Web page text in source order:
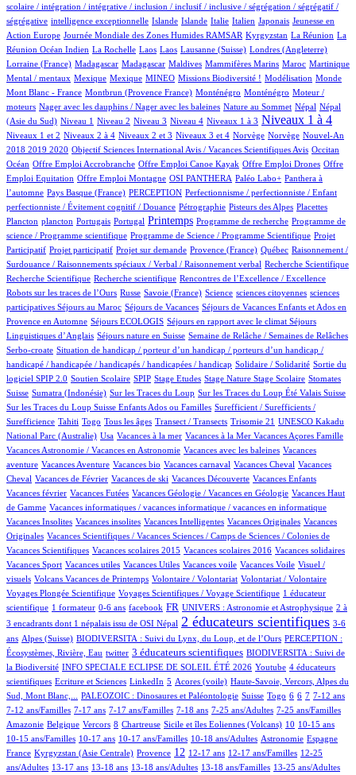
scolaire / intégration / intégrative / inclusion / inclusif / inclusive / ségrégation / ségrégatif /
ségrégative
1/811 intelligence exceptionnelle
13/811 Islande
12/811 Islande
8/811 Italie
56/811 Italien
5/811 Japonais
2/811
Jeunesse en
Action Europe
5/811 Journée Mondiale des Zones Humides RAMSAR
53/811 Kyrgyzstan
6/811 La Réunion
5/811
La
Réunion Océan Indien
1/811 La Rochelle
1/811 Laos
1/811 Laos
5/811 Lausanne (Suisse)
61/811 Londres (Angleterre)
3/811
Lorraine (France)
8/811 Madagascar
8/811 Madagascar
3/811 Maldives
1/811 Mammifères Marins
10/811 Maroc
12/811 Martinique
1/811
Mental / mentaux
1/811 Mexique
1/811 Mexique
36/811 MINEO
35/811 Missions Biodiversité !
1/811 Modélisation
3/811 Monde
1/811
Mont Blanc - France
9/811 Montbrun (Provence France)
12/811 Monténégro
12/811 Monténégro
1/811
Moteur /
moteurs
1/811 Nager avec les dauphins / Nager avec les baleines
3/811 Nature au Sommet
13/811 Népal
13/811
Népal
(Asie du Sud)
14/811 Niveau 1
14/811 Niveau 2
10/811 Niveau 3
67/811 Niveau 4
86/811 Niveaux 1 à 3
372/811 Niveaux 1 à 4
11/811
Niveaux 1 et 2
62/811 Niveaux 2 à 4
14/811 Niveaux 2 et 3
153/811 Niveaux 3 et 4
3/811 Norvège
3/811 Norvège
14/811
Nouvel-An
2018 2019 2020
1/811 Objectif Sciences International Avis / Vacances Scientifiques Avis
8/811 Occitan
128/811
Océan
1/811Offre Emploi Accrobranche
1/811 Offre Emploi Canoe Kayak
1/811 Offre Emploi Drones
1/811
Offre
Emploi Equitation
1/811 Offre Emploi Montagne
60/811 OSI PANTHERA
78/811 Paléo Labo+
59/811
Panthera à
l’automne
4/811 Pays Basque (France)
45/811 PERCEPTION
1/811
Perfectionnisme / perfectionniste / Enfant
perfectionniste / Évitement cognitif / Douance
8/811 Pétrographie
6/811 Pisteurs des Alpes
3/811 Placettes
1/811
Plancton
1/811 plancton
12/811 Portugais
2/811 Portugal
355/811 Printemps
1/811 Programme de recherche
1/811
Programme de
science / Programme scientifique
2/811 Programme de Science / Programme Scientifique
1/811
Projet
Participatif
1/811 Projet participatif
15/811 Projet sur demande
62/811 Provence (France)
5/811 Québec
1/811
Raisonnement /
Surdouance / Raisonnements spéciaux / Verbal / Raisonnement verbal
1/811 Recherche Scientifique
1/811
Recherche Scientifique
1/811 Recherche scientifique
1/811 Rencontres de l’Excellence / Excellence
4/811
Robots sur les traces de l’Ours
53/811 Russe
5/811 Savoie (France)
9/811 Science
1/811 sciences citoyennes
1/811
sciences
participatives
3/811 Séjours au Maroc
51/811 Séjours de Vacances
53/811
Séjours de Vacances Enfants et Ados en
Provence en Automne
3/811 Séjours ECOLOGIS
20/811 Séjours en rapport avec le climat
78/811
Séjours
Linguistiques d’Anglais
9/811 Séjours nature en Suisse
51/811 Semaine de Relâche / Semaines de Relâches
12/811
Serbo-croate
1/811
Situation de handicap / porteur d’un handicap / porteurs d’un handicap /
handicapé / handicapée / handicapés / handicapées / handicap
2/811 Solidaire / Solidarité
3/811
Sortie du
logiciel SPIP 2.0
53/811 Soutien Scolaire
3/811 SPIP
1/811 Stage Etudes
1/811 Stage Nature
9/811 Stage Scolaire
1/811 Stomates
130/811
Suisse
7/811Sumatra (Indonésie)
2/811 Sur les Traces du Loup
8/811 Sur les Traces du Loup Été Valais Suisse
6/811
Sur les Traces du Loup Suisse Enfants Ados ou Familles
1/811
Surefficient / Surefficients /
Surefficience
26/811 Tahiti
6/811 Togo
12/811 Tous les âges
51/811 Transect / Transects
1/811 Trisomie 21
1/811
UNESCO Kakadu
National Parc (Australie)
15/811 Usa
1/811 Vacances à la mer
1/811 Vacances à la Mer
1/811 Vacances Açores Famille
24/811
Vacances Astronomie / Vacances en Astronomie
1/811 Vacances avec les baleines
1/811
Vacances
aventure
9/811 Vacances Aventure
1/811 Vacances bio
1/811 Vacances carnaval
57/811 Vacances Cheval
1/811
Vacances
Cheval
20/811Vacances de Février
1/811 Vacances de ski
1/811 Vacances Découverte
23/811 Vacances Enfants
1/811
Vacances février
2/811 Vacances Futées
24/811 Vacances Géologie / Vacances en Géologie
1/811
Vacances Haut
de Gamme
1/811 Vacances informatiques / vacances informatique / vacances en informatique
1/811
Vacances Insolites
1/811 Vacances insolites
1/811 Vacances Intelligentes
2/811 Vacances Originales
1/811
Vacances
Originales
9/811
Vacances Scientifiques / Vacances Sciences / Camps de Sciences / Colonies de
Vacances Scientifiques
1/811 Vacances scolaires 2015
1/811 Vacances scolaires 2016
1/811 Vacances solidaires
1/811
Vacances Sport
1/811 Vacances utiles
1/811 Vacances Utiles
1/811 Vacances voile
1/811 Vacances Voile
1/811
Visuel /
visuels
10/811Volcans Vacances de Printemps
1/811 Volontaire / Volontariat
1/811 Volontariat / Volontaire
57/811
Voyages Plongée Scientifique
11/811 Voyages Scientifiques / Voyage Scientifique
83/811
1 éducateur
scientifique
6/811 1 formateur
1/811 0-6 ans
9/811 facebook
277/811 FR
31/811 UNIVERS : Astronomie et Astrophysique
8/811
2 à
3 encadrants dont 1 népalais issu de OSI Népal
501/811 2 éducateurs scientifiques
12/811
3-6
ans
100/811
Alpes (Suisse)
44/811 BIODIVERSITA : Suivi du Lynx, du Loup, et de l’Ours
11/811
PERCEPTION :
Écosystèmes, Rivière, Eau
1/811 twitter
230/811 3 éducateurs scientifiques
58/811
BIODIVERSITA : Suivi de
la Biodiversité
54/811 INFO SPECIALE ECLIPSE DE SOLEIL ÉTÉ 2026
1/811 Youtube
30/811
4 éducateurs
scientifiques
1/811 Ecriture et Sciences
1/811 LinkedIn
16/811 5
6/811 Acores (voile)
11/811
Haute-Savoie, Vercors, Alpes du
Sud, Mont Blanc,...
77/811 PALEOZOIC : Dinosaures et Paléontologie
3/811 Suisse
4/811 Togo
1/811 6
40/811 6
54/811 7
19/811 7-12 ans
79/811
7-12 ans/Familles
3/811 7-17 ans
39/811 7-17 ans/Familles
33/811 7-18 ans
3/811 7-25 ans/Adultes
9/811 7-25 ans/Familles
6/811
Amazonie
2/811 Belgique
1/811 Vercors
65/811 8
2/811 Chartreuse
10/811 Sicile et îles Eoliennes (Volcans)
80/811 10
2/811 10-15 ans
3/811
10-15 ans/Familles
14/811 10-17 ans
11/811 10-17 ans/Familles
4/811 10-18 ans/Adultes
56/811 Astronomie
54/811 Espagne
10/811
France
61/811Kyrgyzstan (Asie Centrale)
167/811 Provence
348/811 12
20/811 12-17 ans
1/811 12-17 ans/Familles
1/811
12-25
ans/Adultes
92/811 13-17 ans
9/811 13-18 ans
49/811 13-18 ans/Adultes
7/811 13-18 ans/Familles
1/811 13-25 ans/Adultes
8/811